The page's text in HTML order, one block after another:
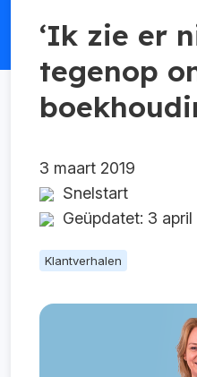
‘Ik zie er
tegenop
3 maart 2019
Snelstart
Geüpdatet: 3
Klantverhalen